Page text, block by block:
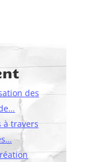
des
à travers